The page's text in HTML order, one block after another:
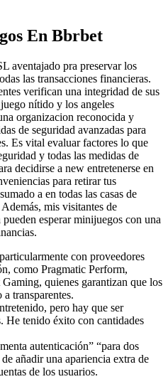
En Bbrbet
aventajado pra preservar los
las transacciones financieras.
verifican una integridad de sus
nítido y los angeles
organizacion reconocida y
de seguridad avanzadas para
Es vital evaluar factores lo que
y todas las medidas de
decidirse a new entretenerse en
para retirar tus
a en todas las casas de
mis visitantes de
esperar minijuegos con una
con proveedores
como Pragmatic Perform,
quienes garantizan que los
a transparentes.
pero hay que ser
He tenido éxito con cantidades
autenticación” “para dos
añadir una apariencia extra de
de los usuarios.